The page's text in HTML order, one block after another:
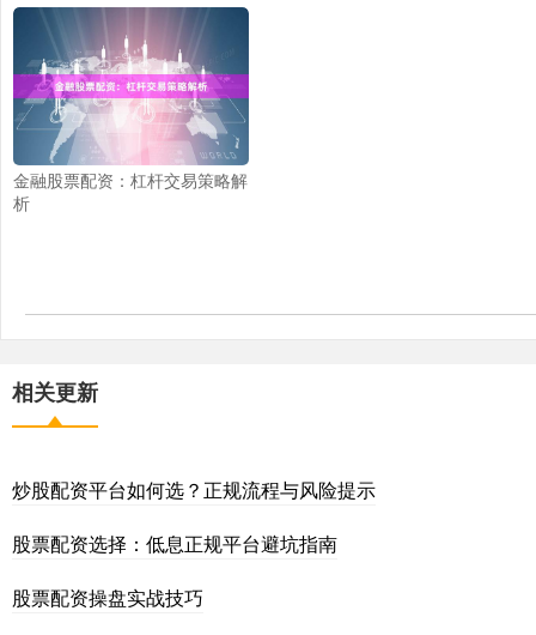
金融股票配资：杠杆交易策略解
析
相关更新
炒股配资平台如何选？正规流程与风险提示
股票配资选择：低息正规平台避坑指南
股票配资操盘实战技巧